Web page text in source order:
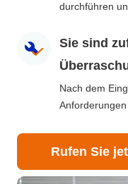
durchführen
Sie sind
Nach dem
Rufen Sie